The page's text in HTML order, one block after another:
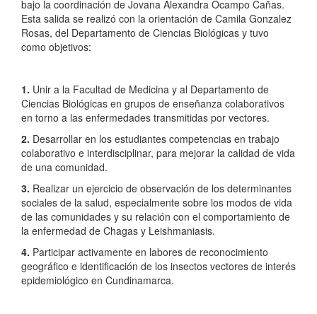
bajo la coordinación de Jovana Alexandra Ocampo Cañas.
Esta salida se realizó con la orientación de Camila Gonzalez
Rosas, del Departamento de Ciencias Biológicas y tuvo
como objetivos:
1. Unir a la Facultad de Medicina y al Departamento de
Ciencias Biológicas en grupos de enseñanza colaborativos
en torno a las enfermedades transmitidas por vectores.
2. Desarrollar en los estudiantes competencias en trabajo
colaborativo e interdisciplinar, para mejorar la calidad de vida
de una comunidad.
3. Realizar un ejercicio de observación de los determinantes
sociales de la salud, especialmente sobre los modos de vida
de las comunidades y su relación con el comportamiento de
la enfermedad de Chagas y Leishmaniasis.
4. Participar activamente en labores de reconocimiento
geográfico e identificación de los insectos vectores de interés
epidemiológico en Cundinamarca.